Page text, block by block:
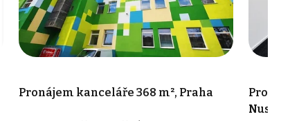
Pronájem kanceláře 368 m², Praha
Nusle